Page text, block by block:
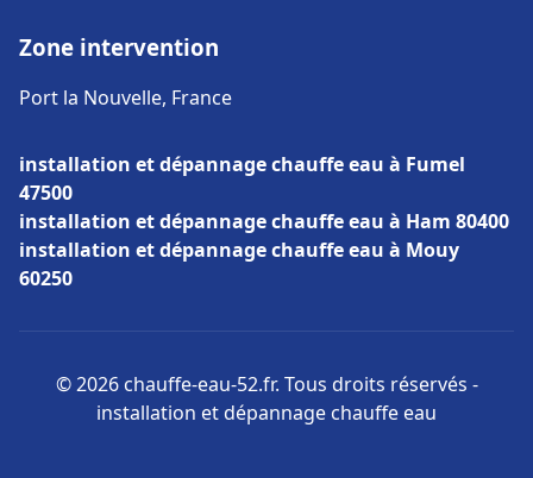
Zone intervention
Port la Nouvelle, France
installation et dépannage chauffe eau à Fumel
47500
installation et dépannage chauffe eau à Ham 80400
installation et dépannage chauffe eau à Mouy
60250
© 2026 chauffe-eau-52.fr. Tous droits réservés -
installation et dépannage chauffe eau